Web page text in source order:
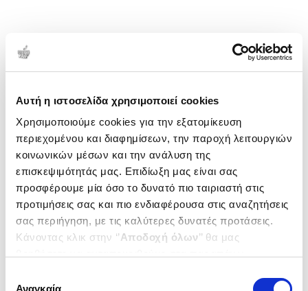
Αυτή η ιστοσελίδα χρησιμοποιεί cookies
Χρησιμοποιούμε cookies για την εξατομίκευση
περιεχομένου και διαφημίσεων, την παροχή λειτουργιών
κοινωνικών μέσων και την ανάλυση της
επισκεψιμότητάς μας. Επιδίωξη μας είναι σας
προσφέρουμε μία όσο το δυνατό πιο ταιριαστή στις
προτιμήσεις σας και πιο ενδιαφέρουσα στις αναζητήσεις
σας περιήγηση, με τις καλύτερες δυνατές προτάσεις.
Κάνοντας κλικ στην ‘’Αποδοχή όλων’’ θα μας
ενδιαφέρουν και να επιλέξετε από τα παρακάτω με την
Αναγκαία